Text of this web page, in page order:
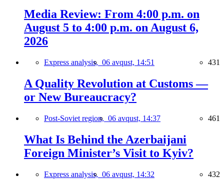
Media Review: From 4:00 p.m. on
August 5 to 4:00 p.m. on August 6,
2026
Express analysis, 06 avqust, 14:51 431
A Quality Revolution at Customs —
or New Bureaucracy?
Post-Soviet region, 06 avqust, 14:37 461
What Is Behind the Azerbaijani
Foreign Minister’s Visit to Kyiv?
Express analysis, 06 avqust, 14:32 432